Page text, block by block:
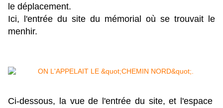
le déplacement.
Ici, l'entrée du site du mémorial où se trouvait le
menhir.
Ci-dessous, la vue de l'entrée du site, et l'espace